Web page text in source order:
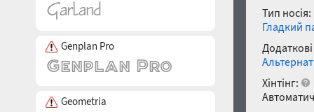
Genplan Pro
Geometria
Тип носія:
Гладкий
Хінтінг: